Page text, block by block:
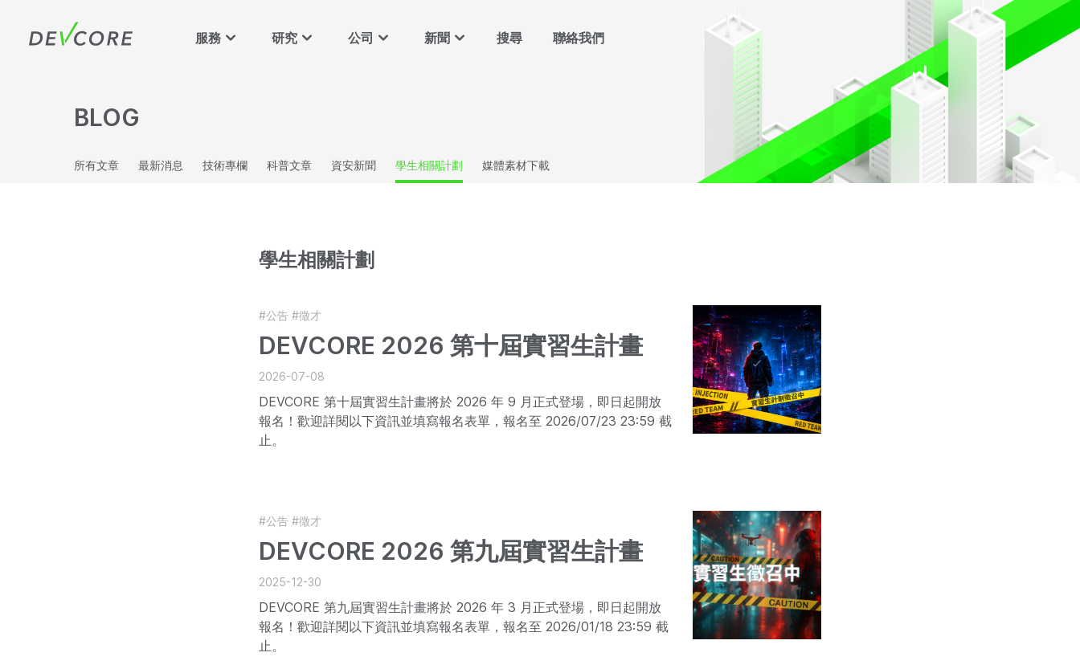
服務 研究 公司 新聞 搜尋 聯絡我們
BLOG
所有文章 最新消息 技術專欄 科普文章 資安新聞 學生相關計劃 媒體素材下載
學生相關計劃
#公告 #徵才
DEVCORE 2026 第十屆實習生計畫
2026-07-08
DEVCORE 第十屆實習生計畫將於 2026 年 9 月正式登場，即日起開放
報名！歡迎詳閱以下資訊並填寫報名表單，報名至 2026/07/23 23:59 截
止。
#公告 #徵才
DEVCORE 2026 第九屆實習生計畫
2025-12-30
DEVCORE 第九屆實習生計畫將於 2026 年 3 月正式登場，即日起開放
報名！歡迎詳閱以下資訊並填寫報名表單，報名至 2026/01/18 23:59 截
止。